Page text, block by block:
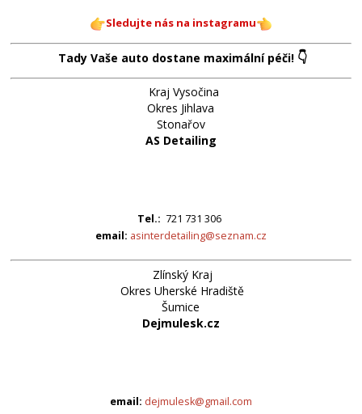
Sledujte nás na instagramu
Tady Vaše auto dostane maximální péči!👇
Kraj Vysočina
Okres Jihlava
Stonařov
AS Detailing
Tel.: 721 731 306
email: asinterdetailing@seznam.cz
Zlínský Kraj
Okres Uherské Hradiště
Šumice
Dejmulesk.cz
email: dejmulesk@gmail.com